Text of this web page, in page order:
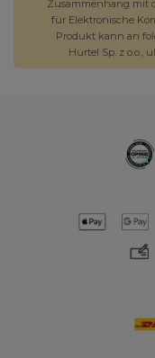
Zusammenhang mit
für Elektronische
Produkt kann an
Hurtel Sp. z o.o.,